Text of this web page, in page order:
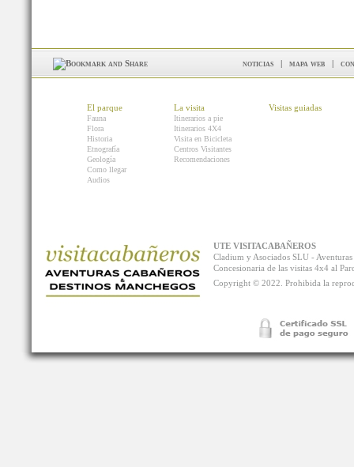
noticias | mapa web |
El parque
Fauna
Flora
Historia
Etnografía
Geología
Como llegar
Audios
La visita
Itinerarios a pie
Itinerarios 4X4
Visita en Bicicleta
Centros Visitantes
Recomendaciones
Visitas guiadas
UTE VISITACABAÑEROS
Cladium y Asociados SLU -
Concesionaria de las visitas 4x4 al
Copyright © 2022. Prohibida la